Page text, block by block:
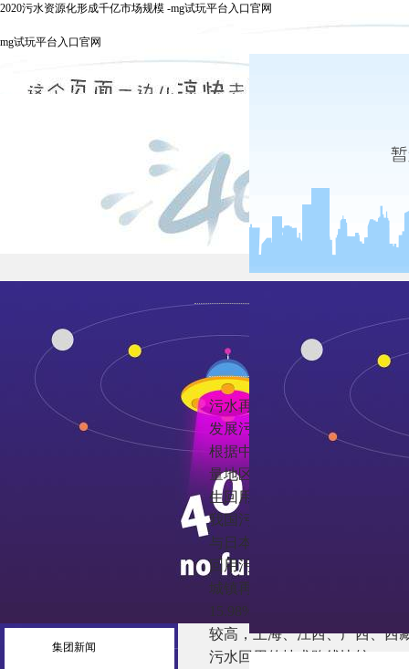
2020污水资源化形成千亿市场规模 -mg试玩平台入口官网
mg试玩平台入口官网
集团新闻
发
污水再生回用是解决水资源短
发展污水回用的背景
根据中研产业研究院《2020-
量地区分布极不均匀，东部发
生回用是解决水资源短缺问题
我国污水回用的发展现状
与日本、美国、以色列等国家
回用污水，污水回用事业大致
城镇再生水利用量94.02亿立
15.98%。分省份来看，北京
较高，上海、江西、广西、西
污水回用的技术路线比较